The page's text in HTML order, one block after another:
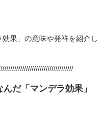
果」の意味や発祥を紹介し
だ「マンデラ効果」